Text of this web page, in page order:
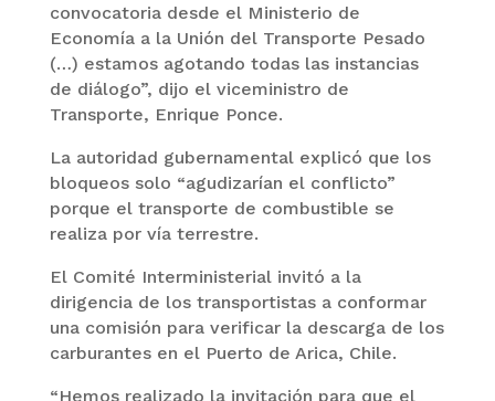
convocatoria desde el Ministerio de
Economía a la Unión del Transporte Pesado
(…) estamos agotando todas las instancias
de diálogo”, dijo el viceministro de
Transporte, Enrique Ponce.
La autoridad gubernamental explicó que los
bloqueos solo “agudizarían el conflicto”
porque el transporte de combustible se
realiza por vía terrestre.
El Comité Interministerial invitó a la
dirigencia de los transportistas a conformar
una comisión para verificar la descarga de los
carburantes en el Puerto de Arica, Chile.
“Hemos realizado la invitación para que el